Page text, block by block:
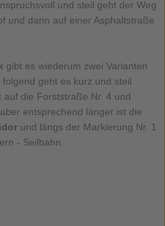
und steil geht der Weg
und dann auf einer Asphaltstraße
gibt es wiederum zwei Varianten
folgend geht es kurz und steil
die Forststraße Nr. 4 und
entsprechend länger ist die
und längs der Markierung Nr. 1
- Seilbahn.